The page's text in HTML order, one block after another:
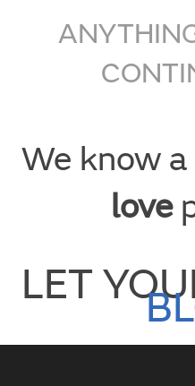
ANYTHIN
CONTI
We know
love
LET